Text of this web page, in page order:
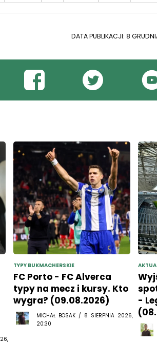
DATA PUBLIKACJI: 8
TYPY BUKMACHERSKIE
FC Porto - FC Alverca
typy na mecz i kursy. Kto
wygra? (09.08.2026)
MICHAŁ BOSAK / 8 SIERPNIA 2026,
20:30
-